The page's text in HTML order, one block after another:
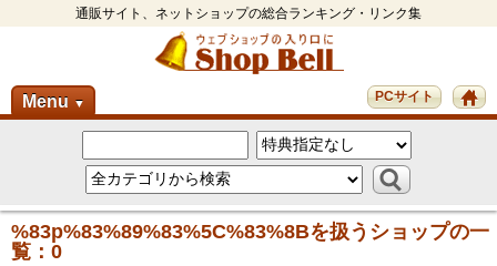
通販サイト、ネットショップの総合ランキング・リンク集
Menu ▼ PCサイト
%83p%83%89%83%5C%83%8Bを扱うショップの一
覧：0